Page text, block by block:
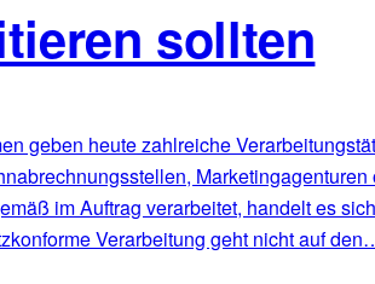
sollten
geben heute zahlreiche
im Auftrag verarbeitet, handelt es
Verarbeitung geht nicht auf